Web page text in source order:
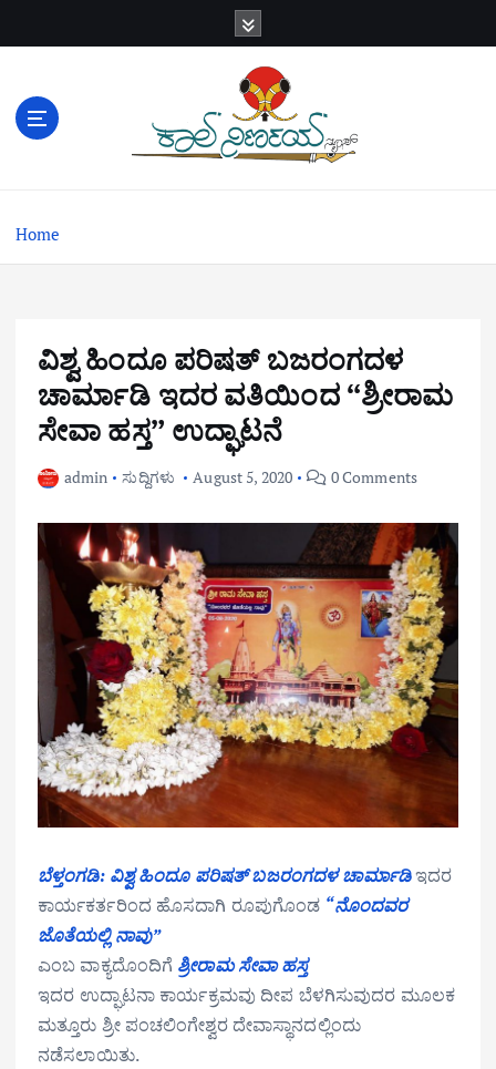
e
Home
ವಿಶ್ವ ಹಿಂದೂ ಪರಿಷತ್ ಬಜರಂಗದಳ
ಚಾರ್ಮಾಡಿ ಇದರ ವತಿಯಿಂದ “ಶ್ರೀರಾಮ
ಸೇವಾ ಹಸ್ತ” ಉದ್ಘಾಟನೆ
admin ಸುದ್ದಿಗಳು August 5, 2020 0 Comments
ಬೆಳ್ತಂಗಡಿ: ವಿಶ್ವ ಹಿಂದೂ ಪರಿಷತ್ ಬಜರಂಗದಳ ಚಾರ್ಮಾಡಿಇದರ
ಕಾರ್ಯಕರ್ತರಿಂದ ಹೊಸದಾಗಿ ರೂಪುಗೊಂಡ “ನೊಂದವರ
ಜೊತೆಯಲ್ಲಿ ನಾವು”
ಎಂಬ ವಾಕ್ಯದೊಂದಿಗೆ ಶ್ರೀರಾಮ ಸೇವಾ ಹಸ್ತ
ಇದರ ಉದ್ಘಾಟನಾ ಕಾರ್ಯಕ್ರಮವು ದೀಪ ಬೆಳಗಿಸುವುದರ ಮೂಲಕ
ಮತ್ತೂರು ಶ್ರೀ ಪಂಚಲಿಂಗೇಶ್ವರ ದೇವಾಸ್ಥಾನದಲ್ಲಿಂದು
ನಡೆಸಲಾಯಿತು.